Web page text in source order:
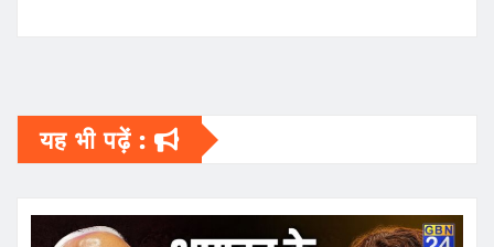
यह भी पढ़ें :